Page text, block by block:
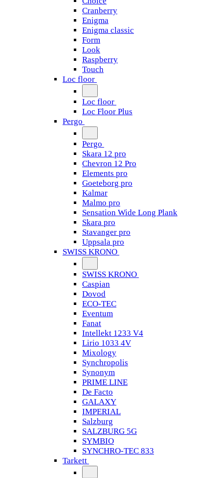
Cranberry
Enigma
Enigma classic
Form
Look
Raspberry
Touch
Loc floor
Loc floor
Loc Floor Plus
Pergo
Pergo
Skara 12 pro
Chevron 12 Pro
Elements pro
Goeteborg pro
Kalmar
Malmo pro
Sensation Wide Long Plank
Skara pro
Stavanger pro
Uppsala pro
SWISS KRONO
SWISS KRONO
Caspian
Dovod
ECO-TEC
Eventum
Fanat
Intellekt 1233 V4
Lirio 1033 4V
Mixology
Synchropolis
Synonym
PRIME LINE
De Facto
GALAXY
IMPERIAL
Salzburg
SALZBURG 5G
SYMBIO
SYNCHRO-TEC 833
Tarkett